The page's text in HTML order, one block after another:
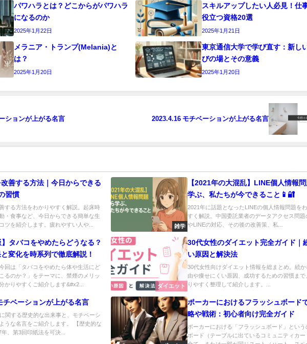
パワハラとは？どこからがパワハラ
になるのか
2025年1月22日
スキルアップしたい人必見！仕
役立つ資格20選
2025年1月21日
メラニア・トランプ(Melania)と
は？
2025年1月20日
東京通信大学で学び直す：新し
びの場とその意義
2025年1月20日
ションが上がる名言 2023.4.16 モチベーションが上がる名言
善する方法｜今日からできる
習慣
する方法をわかりやすく解説。起床時
・食事など、今日からできる簡単な生
ツを紹介します。疲れやすい人や...
雑学
【2021年の大混乱】LINE個人情報
学ぶ、私たちが今できること📱🔐
2021年に話題となったLINEの個人情報問題を
すく解説。中国委託業者のデータアクセス問題
やLINEの対応、その後の改善策、私...
タバコをやめたらどうなる？
変化を時系列で徹底解説！
回は「タバコをやめたら体や生活にど
るのか？」をテーマに、禁煙のメリッ
かりやすくご紹介します&#x2...
ダイエット
30代女性のダイエット完全ガイド｜
い原因と解決法
30代女性向けダイエット情報を総まとめ。続
由や痩せにくい原因、成功するための習慣まで
りやすく整理して紹介します。...
チベーションが上がる名言
関する歴史的な出来事と、モチベーシ
うな名言をご紹介します。 【歴史的な
、第3回印紙法を可決...
ポーカーにおけるフラッシュボード
略や戦術：初心者向け完全ガイド
ポーカーにおける「フラッシュボード」という
ボード（テーブルに出ているコミュニティカー